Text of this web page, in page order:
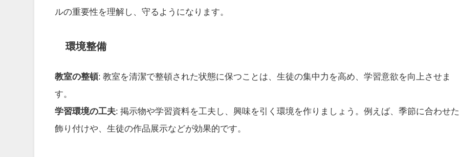
ルの重要性を理解し、守るようになります。
環境整備
教室の整頓: 教室を清潔で整頓された状態に保つことは、生徒の集中力を高め、学習意欲を向上させま
す。
学習環境の工夫: 掲示物や学習資料を工夫し、興味を引く環境を作りましょう。例えば、季節に合わせた
飾り付けや、生徒の作品展示などが効果的です。